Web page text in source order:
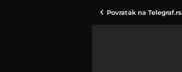
Povratak na Telegraf.rs